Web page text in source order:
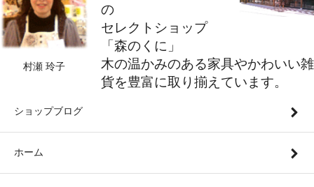
村瀬 玲子
の
セレクトショップ
「森のくに」
木の温かみのある家具やかわいい雑
貨を豊富に取り揃えています。
ショップブログ
ホーム